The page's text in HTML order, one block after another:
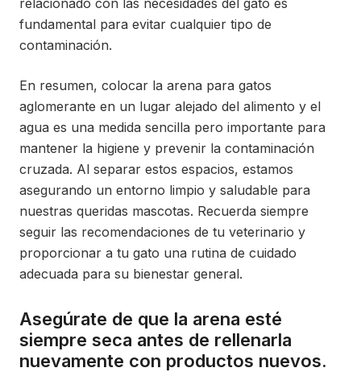
relacionado con las necesidades del gato es
fundamental para evitar cualquier tipo de
contaminación.
En resumen, colocar la arena para gatos
aglomerante en un lugar alejado del alimento y el
agua es una medida sencilla pero importante para
mantener la higiene y prevenir la contaminación
cruzada. Al separar estos espacios, estamos
asegurando un entorno limpio y saludable para
nuestras queridas mascotas. Recuerda siempre
seguir las recomendaciones de tu veterinario y
proporcionar a tu gato una rutina de cuidado
adecuada para su bienestar general.
Asegúrate de que la arena esté
siempre seca antes de rellenarla
nuevamente con productos nuevos.